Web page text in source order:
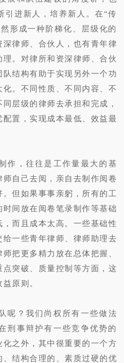
引进新人，培养新人。在“传
形成一种阶梯化、层级化的
律师、合伙人，也有青年律
。对律所和资深律师、合伙
队结构有助于实现另外一个功
。不同性质、不同内容、不
层级的律师去承担和完成，
置，实现成本最低、效益最
作，往往是工作量最大的基
自己去阅，亲自去制作阅卷
但如果事事亲躬，所有的工
间放在阅卷笔录制作等基础
而且成本太高。一些基础性
一些青年律师、律师助理去
把更多精力放在总体把握、
突破、质量控制等方面，这
原则。
呢？我们尚权所有一些做法
刑事辩护有一些竞争优势的
之外，其中很重要的一个方
结构合理的、素质过硬的优